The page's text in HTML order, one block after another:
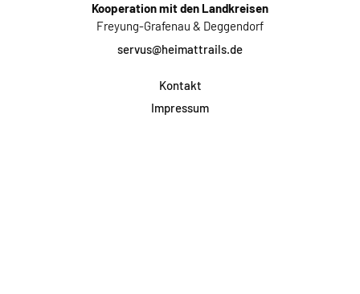
Kooperation mit den Landkreisen
Freyung-Grafenau & Deggendorf
servus@heimattrails.de
Kontakt
Impressum